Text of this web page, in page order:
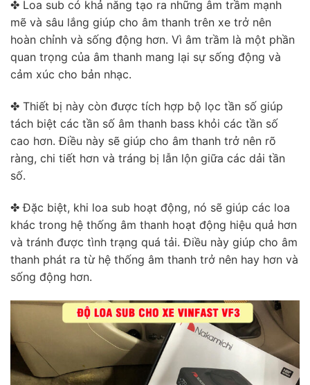
✤ Loa sub có khả năng tạo ra những âm trầm mạnh
mẽ và sâu lắng giúp cho âm thanh trên xe trở nên
hoàn chỉnh và sống động hơn. Vì âm trầm là một phần
quan trọng của âm thanh mang lại sự sống động và
cảm xúc cho bản nhạc.
✤ Thiết bị này còn được tích hợp bộ lọc tần số giúp
tách biệt các tần số âm thanh bass khỏi các tần số
cao hơn. Điều này sẽ giúp cho âm thanh trở nên rõ
ràng, chi tiết hơn và tráng bị lẫn lộn giữa các dải tần
số.
✤ Đặc biệt, khi loa sub hoạt động, nó sẽ giúp các loa
khác trong hệ thống âm thanh hoạt động hiệu quả hơn
và tránh được tình trạng quá tải. Điều này giúp cho âm
thanh phát ra từ hệ thống âm thanh trở nên hay hơn và
sống động hơn.